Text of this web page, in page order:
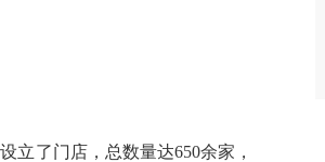
立了门店，总数量达650余家，